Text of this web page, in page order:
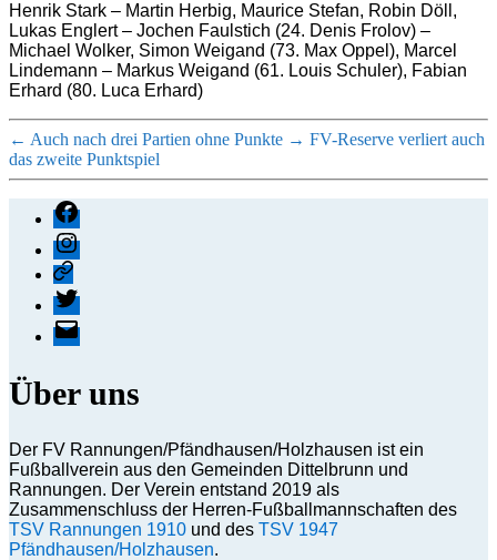
Henrik Stark – Martin Herbig, Maurice Stefan, Robin Döll,
Lukas Englert – Jochen Faulstich (24. Denis Frolov) –
Michael Wolker, Simon Weigand (73. Max Oppel), Marcel
Lindemann – Markus Weigand (61. Louis Schuler), Fabian
Erhard (80. Luca Erhard)
← Auch nach drei Partien ohne Punkte → FV-Reserve verliert auch
das zweite Punktspiel
Facebook
Instagram
Threads
X
E-
Mail
Über uns
Der FV Rannungen/Pfändhausen/Holzhausen ist ein
Fußballverein aus den Gemeinden Dittelbrunn und
Rannungen. Der Verein entstand 2019 als
Zusammenschluss der Herren-Fußballmannschaften des
TSV Rannungen 1910 und des TSV 1947
Pfändhausen/Holzhausen.